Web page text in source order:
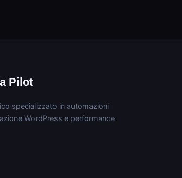
Pilot
specializzato in automazioni
WordPress e performance